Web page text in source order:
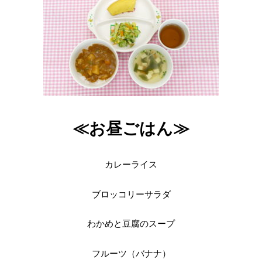
≪お昼ごはん≫
カレーライス
ブロッコリーサラダ
わかめと豆腐のスープ
フルーツ（バナナ）